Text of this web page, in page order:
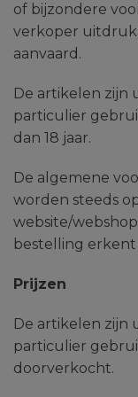
of bijzondere
verkoper
aanvaard.
De artikelen zijn
particulier
dan 18 jaar.
De algemene
worden steeds
website/
bestelling
Prijzen
De artikelen zijn
particulier
doorverkocht.